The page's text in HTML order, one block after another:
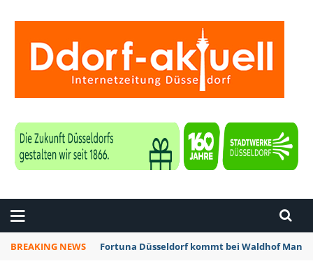
BREAKING NEWS Fortuna Düsseldorf kommt bei Waldhof